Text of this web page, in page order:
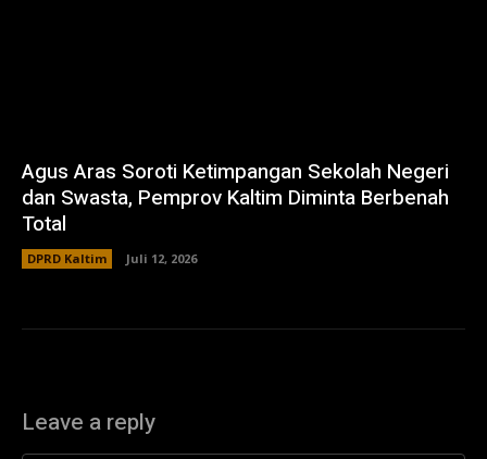
Agus Aras Soroti Ketimpangan Sekolah Negeri
dan Swasta, Pemprov Kaltim Diminta Berbenah
Total
DPRD Kaltim Juli 12, 2026
Leave a reply